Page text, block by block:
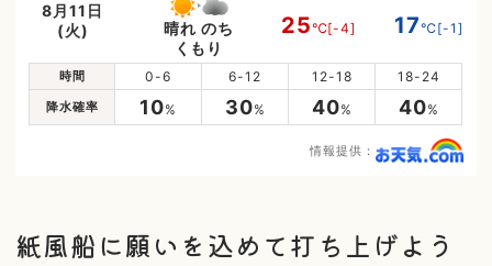
8月11日
(火)
晴れ のち
くもり
25℃[-4] 17℃[-1]
時間 0-6 6-12 12-18 18-24
降水確率 10% 30% 40% 40%
情報提供：
紙風船に願いを込めて打ち上げよう